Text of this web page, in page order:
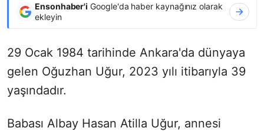
Ensonhaber'i Google'da haber kaynağınız olarak
ekleyin
29 Ocak 1984 tarihinde Ankara'da dünyaya
gelen Oğuzhan Uğur, 2023 yılı itibarıyla 39
yaşındadır.
Babası Albay Hasan Atilla Uğur, annesi